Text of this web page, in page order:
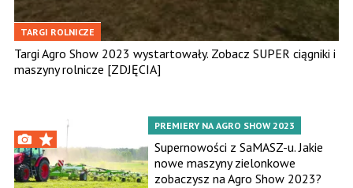
TARGI ROLNICZE
Targi Agro Show 2023 wystartowały. Zobacz SUPER ciągniki i
maszyny rolnicze [ZDJĘCIA]
PREMIERY NA AGRO SHOW 2023
Supernowości z SaMASZ-u. Jakie
nowe maszyny zielonkowe
zobaczysz na Agro Show 2023?